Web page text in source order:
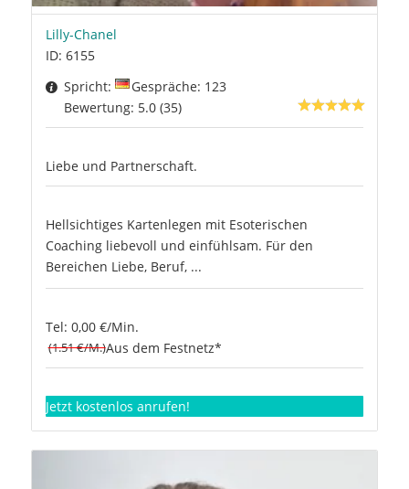
Lilly-Chanel
ID: 6155
Spricht:
Gespräche: 123
Bewertung: 5.0 (35)
Liebe und Partnerschaft.
Hellsichtiges Kartenlegen mit Esoterischen
Coaching liebevoll und einfühlsam. Für den
Bereichen Liebe, Beruf, ...
Tel: 0,00 €/Min.
(1.51 €/M.)Aus dem Festnetz*
Jetzt kostenlos anrufen!